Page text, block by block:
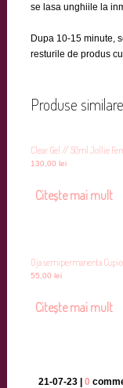
se lasa unghiile la
Dupa 10-15 minute,
resturile de produs
Produse similare
Clear Gel // 50ml Jollie
130,00 lei
Citește mai mult
Oja semipermanenta Cupio
55,00 lei
Citește mai mult
21-07-23 | 0